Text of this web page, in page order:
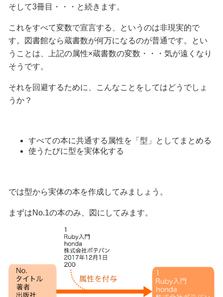
そして3冊目・・・と続きます。
これをすべて変数で宣言する、というのは非現実的で
す。図書館なら蔵書数が何万になるのが普通です。とい
うことは、上記の属性×蔵書数の変数・・・気が遠くなり
そうです。
それを回避するために、こんなことをしてはどうでしょ
うか？
すべての本に共通する属性を「型」としてまとめる
使うたびに型を実体化する
では型から実体の本を作成してみましょう。
まずはNo.1の本のみ、図にしてみます。